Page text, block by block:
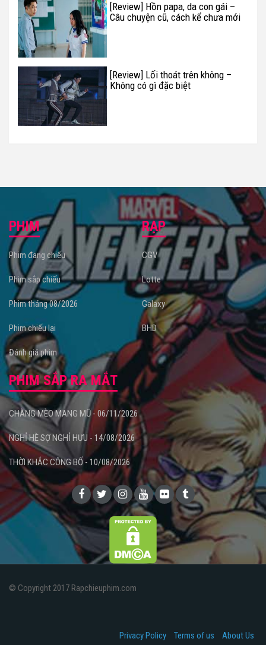
[Review] Hồn papa, da con gái –
Câu chuyện cũ, cách kể chưa mới
[Review] Lối thoát trên không –
Không có gì đặc biệt
PHIM
Phim đang chiếu
Phim sắp chiếu
Phim tháng 08/2026
Phim chiếu lại
Đánh giá phim
RẠP
CGV
Lotte
Galaxy
BHD
PHIM SẮP RA MẮT
CHÀNG MÈO MANG MŨ - 06/11/2026
NGHỈ HÈ SỢ NGHỈ HƯU - 14/08/2026
THỜI KHẮC CÔNG BỐ - 10/08/2026
© Copyright 2017 Rapchieuphim.com
Privacy Policy Terms of us About Us